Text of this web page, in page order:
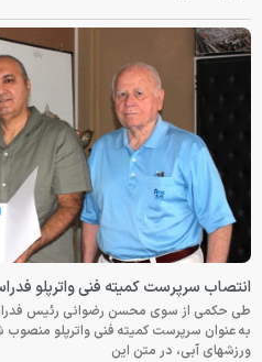
انتصاب سرپرست کمیته فنی واترپلو
طی حکمی از سوی محسن رضوانی رئیس
به عنوان سرپرست کمیته فنی واترپلو
ورزشهای آبی، در متن این